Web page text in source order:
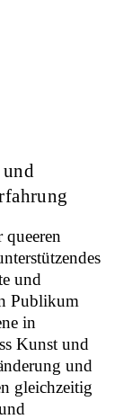
und
Publikum
in
Kunst und
und
gleichzeitig